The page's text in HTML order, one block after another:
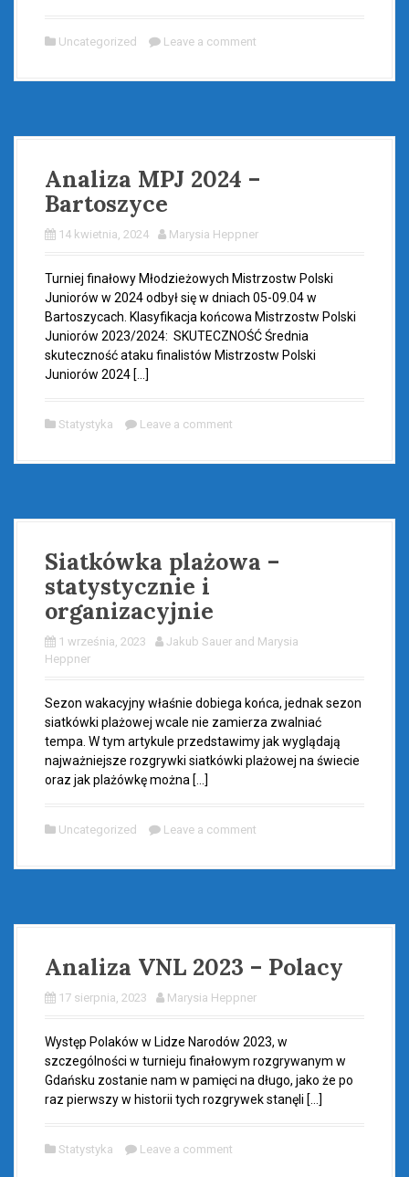
Uncategorized Leave a comment
Analiza MPJ 2024 –
Bartoszyce
14 kwietnia, 2024 Marysia Heppner
Turniej finałowy Młodzieżowych Mistrzostw Polski
Juniorów w 2024 odbył się w dniach 05-09.04 w
Bartoszycach. Klasyfikacja końcowa Mistrzostw Polski
Juniorów 2023/2024: SKUTECZNOŚĆ Średnia
skuteczność ataku finalistów Mistrzostw Polski
Juniorów 2024 […]
Statystyka Leave a comment
Siatkówka plażowa –
statystycznie i
organizacyjnie
1 września, 2023
Jakub Sauer and Marysia
Heppner
Sezon wakacyjny właśnie dobiega końca, jednak sezon
siatkówki plażowej wcale nie zamierza zwalniać
tempa. W tym artykule przedstawimy jak wyglądają
najważniejsze rozgrywki siatkówki plażowej na świecie
oraz jak plażówkę można […]
Uncategorized Leave a comment
Analiza VNL 2023 – Polacy
17 sierpnia, 2023 Marysia Heppner
Występ Polaków w Lidze Narodów 2023, w
szczególności w turnieju finałowym rozgrywanym w
Gdańsku zostanie nam w pamięci na długo, jako że po
raz pierwszy w historii tych rozgrywek stanęli […]
Statystyka Leave a comment